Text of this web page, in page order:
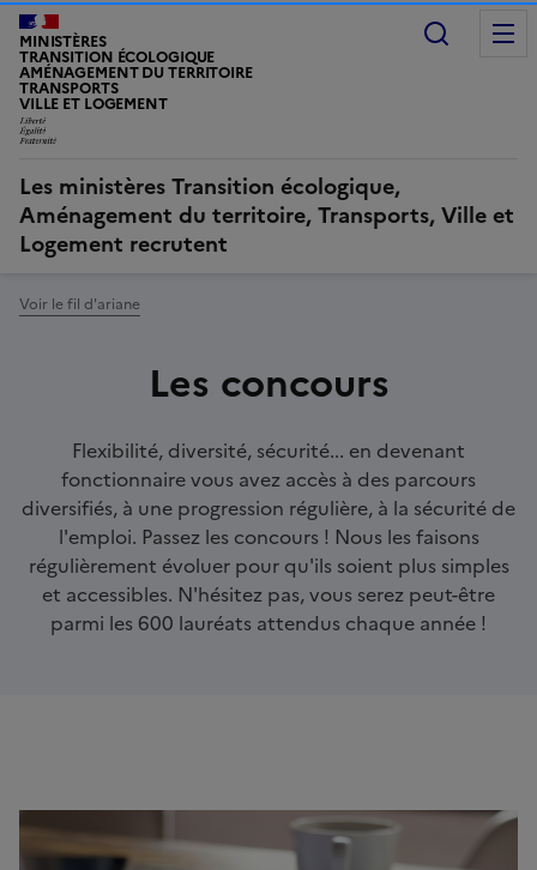
MINISTÈRES
TRANSITION ÉCOLOGIQUE
AMÉNAGEMENT DU TERRITOIRE
TRANSPORTS
VILLE ET LOGEMENT
Les ministères Transition écologique,
Aménagement du territoire, Transports, Ville et
Logement recrutent
Voir le fil d'ariane
Les concours
AccrocheFlexibilité, diversité, sécurité... en devenant
fonctionnaire vous avez accès à des parcours
diversifiés, à une progression régulière, à la sécurité de
l'emploi. Passez les concours ! Nous les faisons
régulièrement évoluer pour qu'ils soient plus simples
et accessibles. N'hésitez pas, vous serez peut-être
parmi les 600 lauréats attendus chaque année !
Image